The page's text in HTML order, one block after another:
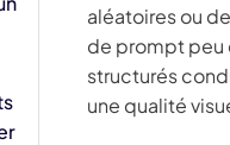
aléatoires ou
de prompt peu
structurés
une qualité